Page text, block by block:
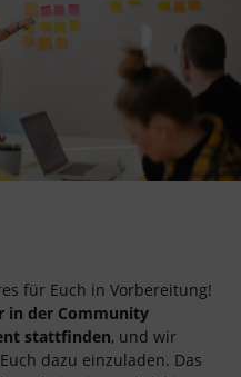
für Euch in Vorbereitung!
in der Community
stattfinden, und wir
dazu einzuladen. Das